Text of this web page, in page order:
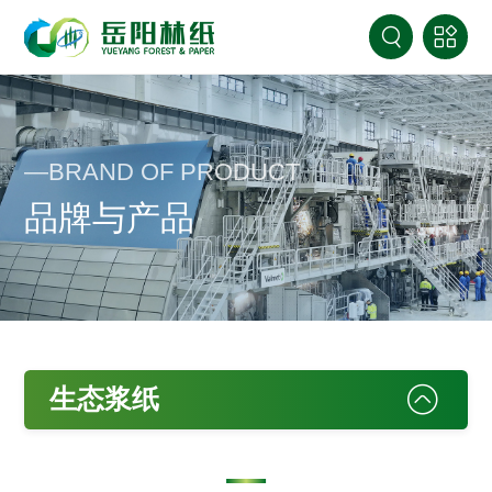
—BRAND OF PRODUCT
品牌与产品
生态浆纸